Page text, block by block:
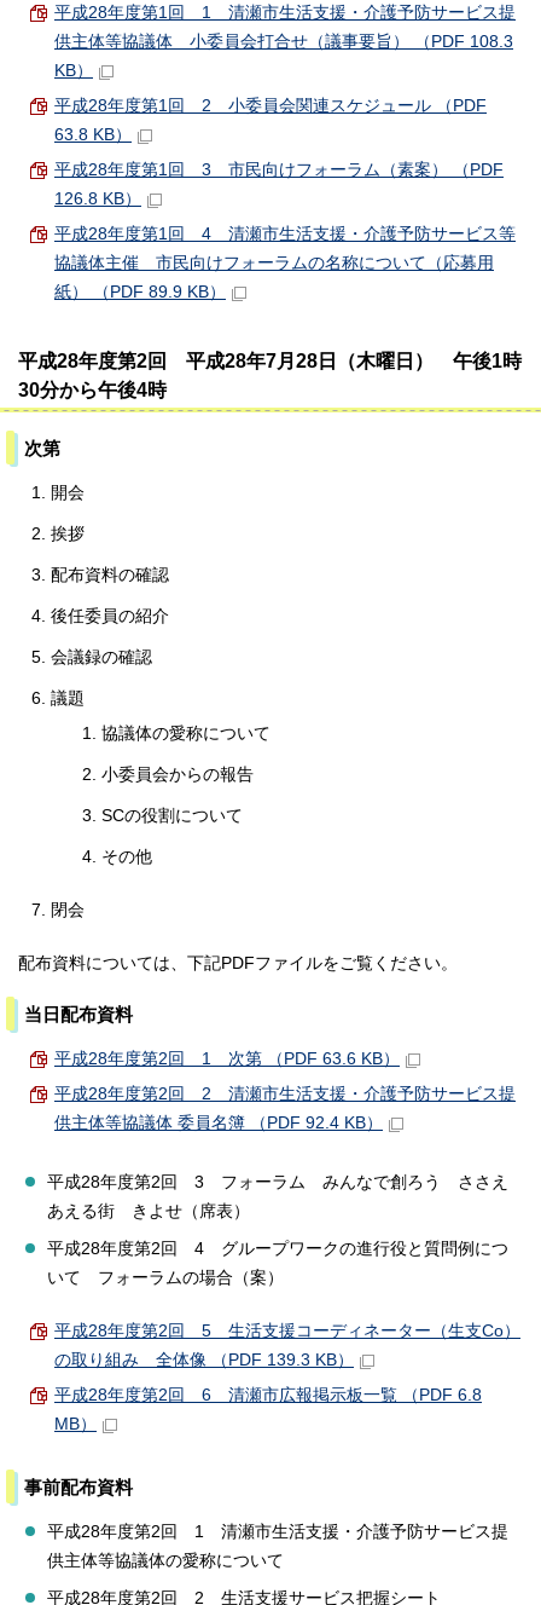
平成28年度第1回 1 清瀬市生活支援・介護予防サービス提
供主体等協議体 小委員会打合せ（議事要旨） （PDF 108.3
KB）
平成28年度第1回 2 小委員会関連スケジュール （PDF
63.8 KB）
平成28年度第1回 3 市民向けフォーラム（素案） （PDF
126.8 KB）
平成28年度第1回 4 清瀬市生活支援・介護予防サービス等
協議体主催 市民向けフォーラムの名称について（応募用
紙） （PDF 89.9 KB）
平成28年度第2回 平成28年7月28日（木曜日） 午後1時
30分から午後4時
次第
開会
挨拶
配布資料の確認
後任委員の紹介
会議録の確認
議題
協議体の愛称について
小委員会からの報告
SCの役割について
その他
閉会
配布資料については、下記PDFファイルをご覧ください。
当日配布資料
平成28年度第2回 1 次第 （PDF 63.6 KB）
平成28年度第2回 2 清瀬市生活支援・介護予防サービス提
供主体等協議体 委員名簿 （PDF 92.4 KB）
平成28年度第2回 3 フォーラム みんなで創ろう ささえ
あえる街 きよせ（席表）
平成28年度第2回 4 グループワークの進行役と質問例につ
いて フォーラムの場合（案）
平成28年度第2回 5 生活支援コーディネーター（生支Co）
の取り組み 全体像 （PDF 139.3 KB）
平成28年度第2回 6 清瀬市広報掲示板一覧 （PDF 6.8
MB）
事前配布資料
平成28年度第2回 1 清瀬市生活支援・介護予防サービス提
供主体等協議体の愛称について
平成28年度第2回 2 生活支援サービス把握シート